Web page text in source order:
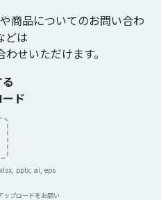
商品についてのお問い合わ
どは
せいただけます。
ド
pptx, ai, eps
ップロードをお願い